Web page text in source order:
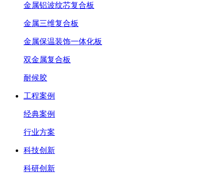
金属铝波纹芯复合板
金属三维复合板
金属保温装饰一体化板
双金属复合板
耐候胶
工程案例
经典案例
行业方案
科技创新
科研创新